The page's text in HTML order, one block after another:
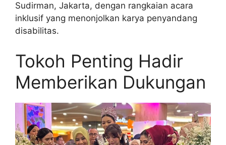
Sudirman, Jakarta, dengan rangkaian acara
inklusif yang menonjolkan karya penyandang
disabilitas.
Tokoh Penting Hadir
Memberikan Dukungan